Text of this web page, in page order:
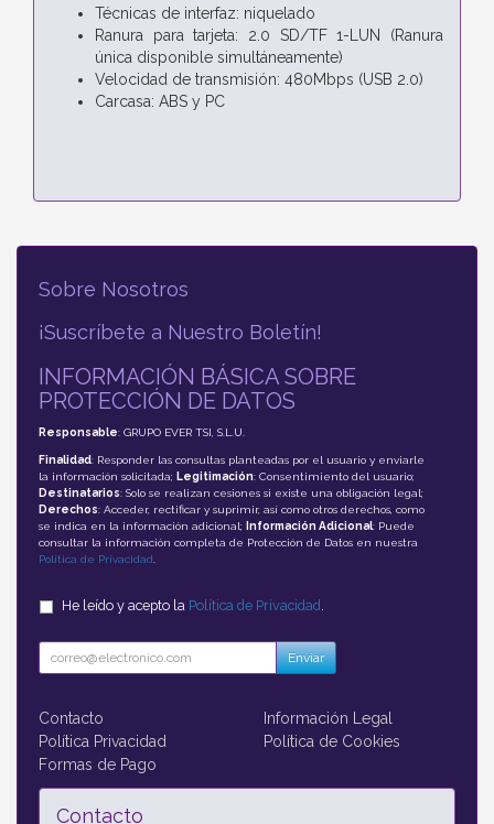
Técnicas de interfaz: niquelado
Ranura para tarjeta: 2.0 SD/TF 1-LUN (Ranura
única disponible simultáneamente)
Velocidad de transmisión: 480Mbps (USB 2.0)
Carcasa: ABS y PC
Sobre Nosotros
¡Suscríbete a Nuestro Boletín!
INFORMACIÓN BÁSICA SOBRE
PROTECCIÓN DE DATOS
Responsable: GRUPO EVER TSI, S.L.U.
Finalidad: Responder las consultas planteadas por el usuario y enviarle
la información solicitada; Legitimación: Consentimiento del usuario;
Destinatarios: Solo se realizan cesiones si existe una obligación legal;
Derechos: Acceder, rectificar y suprimir, así como otros derechos, como
se indica en la información adicional;
Información Adicional: Puede
consultar la información completa de Protección de Datos en nuestra
Política de Privacidad
He leído y acepto la Política de Privacidad
Enviar
Contacto
Información Legal
Política Privacidad
Política de Cookies
Formas de Pago
Contacto